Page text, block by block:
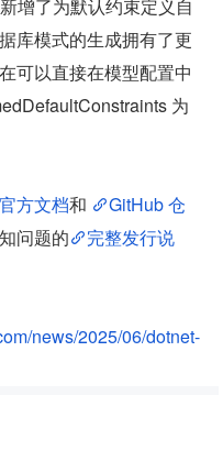
新增了为默认约束定义自
库模式的生成拥有了更
可以直接在模型配置中
为
方文档和
GitHub 仓
问题的
完整发行说
news/2025/06/dotnet-